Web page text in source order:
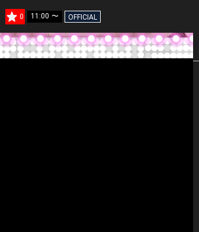
0 11:00 〜 OFFICIAL